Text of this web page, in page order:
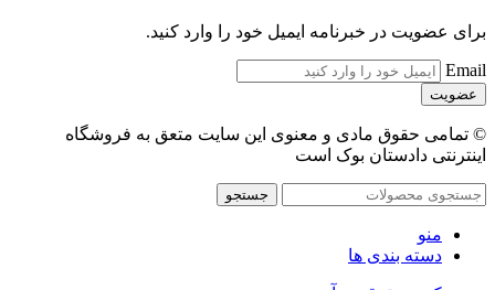
برای عضویت در خبرنامه ایمیل خود را وارد کنید.
Email
© تمامی حقوق مادی و معنوی این سایت متعق به فروشگاه
اینترنتی دادستان بوک است
جستجو
منو
دسته بندی ها